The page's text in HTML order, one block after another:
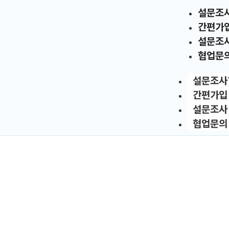
설문조
간편가
설문조
협업문
설문조
간편가입
설문조사
협업문의